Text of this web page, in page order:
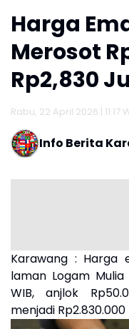
Harga
Merosot
Rp2,830
Rabu, 22 April 2026 | 11:17
Info Berita
Karawang : Harga
laman Logam
WIB, anjlok
menjadi